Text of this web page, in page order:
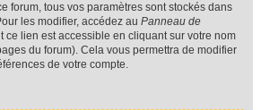
forum, tous vos paramètres sont stockés dans
les modifier, accédez au Panneau de
ce lien est accessible en cliquant sur votre nom
du forum). Cela vous permettra de modifier
de votre compte.